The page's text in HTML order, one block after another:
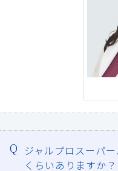
ジャルプロスーパ
くらいありますか？